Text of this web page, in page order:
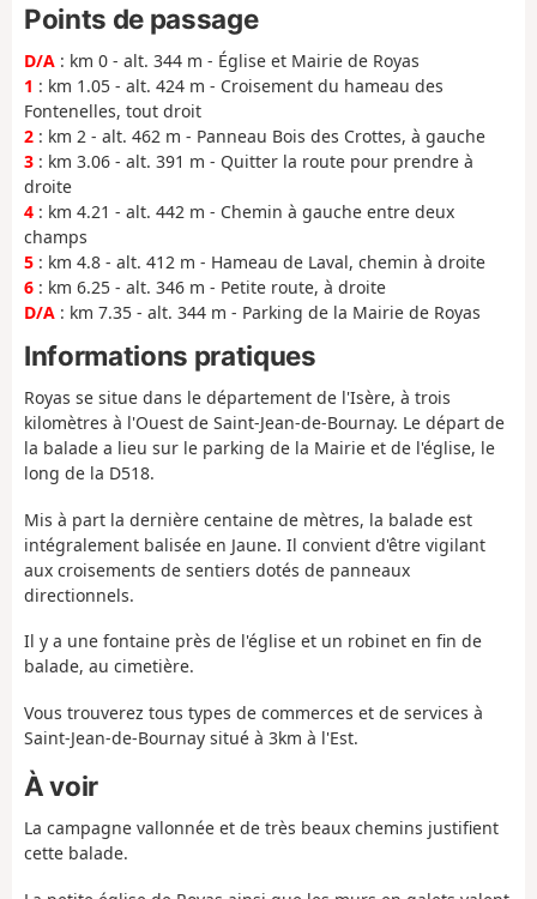
Points de passage
D/A : km 0 - alt. 344 m - Église et Mairie de Royas
1 : km 1.05 - alt. 424 m - Croisement du hameau des
Fontenelles, tout droit
2 : km 2 - alt. 462 m - Panneau Bois des Crottes, à gauche
3 : km 3.06 - alt. 391 m - Quitter la route pour prendre à
droite
4 : km 4.21 - alt. 442 m - Chemin à gauche entre deux
champs
5 : km 4.8 - alt. 412 m - Hameau de Laval, chemin à droite
6 : km 6.25 - alt. 346 m - Petite route, à droite
D/A : km 7.35 - alt. 344 m - Parking de la Mairie de Royas
Informations pratiques
Royas se situe dans le département de l'Isère, à trois
kilomètres à l'Ouest de Saint-Jean-de-Bournay. Le départ de
la balade a lieu sur le parking de la Mairie et de l'église, le
long de la D518.
Mis à part la dernière centaine de mètres, la balade est
intégralement balisée en Jaune. Il convient d'être vigilant
aux croisements de sentiers dotés de panneaux
directionnels.
Il y a une fontaine près de l'église et un robinet en fin de
balade, au cimetière.
Vous trouverez tous types de commerces et de services à
Saint-Jean-de-Bournay situé à 3km à l'Est.
À voir
La campagne vallonnée et de très beaux chemins justifient
cette balade.